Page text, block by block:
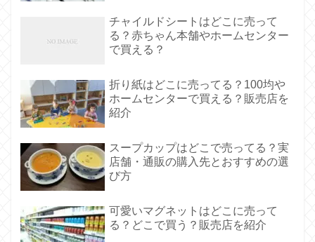
チャイルドシートはどこに売って
る？赤ちゃん本舗やホームセンター
で買える？
折り紙はどこに売ってる？100均や
ホームセンターで買える？販売店を
紹介
スープカップはどこで売ってる？実
店舗・通販の購入先とおすすめの選
び方
可愛いマグネットはどこに売って
る？どこで買う？販売店を紹介